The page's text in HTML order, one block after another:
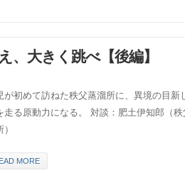
、大きく跳べ【後編】
が初めて訪ねた秩父蒸溜所に、異境の目新
走る原動力になる。 対談：肥土伊知郎（
MORE